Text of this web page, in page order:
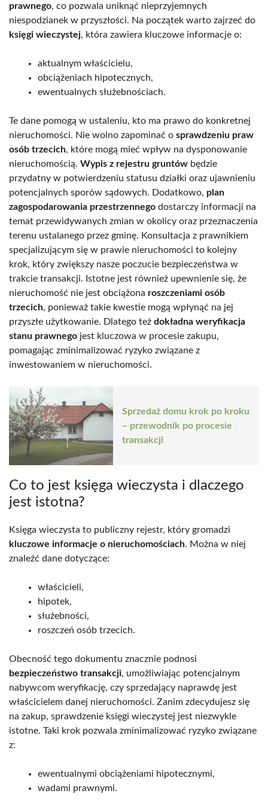
prawnego, co pozwala uniknąć nieprzyjemnych
niespodzianek w przyszłości. Na początek warto zajrzeć do
księgi wieczystej, która zawiera kluczowe informacje o:
aktualnym właścicielu,
obciążeniach hipotecznych,
ewentualnych służebnościach.
Te dane pomogą w ustaleniu, kto ma prawo do konkretnej
nieruchomości. Nie wolno zapominać o sprawdzeniu praw
osób trzecich, które mogą mieć wpływ na dysponowanie
nieruchomością. Wypis z rejestru gruntów będzie
przydatny w potwierdzeniu statusu działki oraz ujawnieniu
potencjalnych sporów sądowych. Dodatkowo, plan
zagospodarowania przestrzennego dostarczy informacji na
temat przewidywanych zmian w okolicy oraz przeznaczenia
terenu ustalanego przez gminę. Konsultacja z prawnikiem
specjalizującym się w prawie nieruchomości to kolejny
krok, który zwiększy nasze poczucie bezpieczeństwa w
trakcie transakcji. Istotne jest również upewnienie się, że
nieruchomość nie jest obciążona roszczeniami osób
trzecich, ponieważ takie kwestie mogą wpłynąć na jej
przyszłe użytkowanie. Dlatego też dokładna weryfikacja
stanu prawnego jest kluczowa w procesie zakupu,
pomagając zminimalizować ryzyko związane z
inwestowaniem w nieruchomości.
Sprzedaż domu krok po kroku
– przewodnik po procesie
transakcji
Co to jest księga wieczysta i dlaczego
jest istotna?
Księga wieczysta to publiczny rejestr, który gromadzi
kluczowe informacje o nieruchomościach. Można w niej
znaleźć dane dotyczące:
właścicieli,
hipotek,
służebności,
roszczeń osób trzecich.
Obecność tego dokumentu znacznie podnosi
bezpieczeństwo transakcji, umożliwiając potencjalnym
nabywcom weryfikację, czy sprzedający naprawdę jest
właścicielem danej nieruchomości. Zanim zdecydujesz się
na zakup, sprawdzenie księgi wieczystej jest niezwykle
istotne. Taki krok pozwala zminimalizować ryzyko związane
z:
ewentualnymi obciążeniami hipotecznymi,
wadami prawnymi.